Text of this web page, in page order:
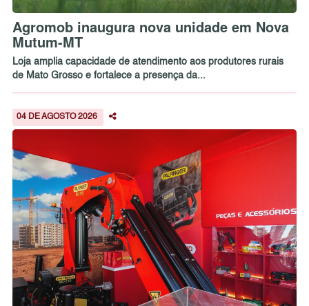
Agromob inaugura nova unidade em Nova
Mutum-MT
Loja amplia capacidade de atendimento aos produtores rurais
de Mato Grosso e fortalece a presença da...
04 DE AGOSTO 2026